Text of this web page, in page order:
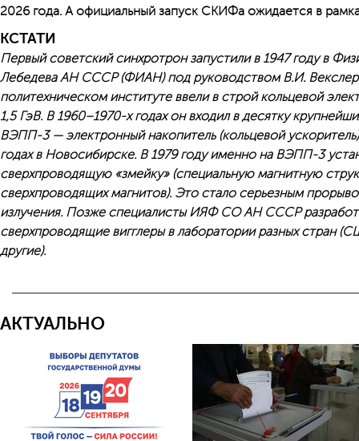
2026 года. А официальный запуск СКИФа ожидается в
КСТАТИ
Первый советский синхротрон запустили в 1947 году в
Лебедева АН СССР (ФИАН) под руководством В.И.
политехническом институте ввели в строй кольцевой
1,5 ГэВ. В 1960–1970-х годах он входил в десятку
ВЭПП-3 — электронный накопитель (кольцевой
годах в Новосибирске. В 1979 году именно на ВЭПП-3
сверхпроводящую «змейку» (специальную магнитную
сверхпроводящих магнитов). Это стало серьезным
излучения. Позже специалисты ИЯФ СО АН СССР
сверхпроводящие вигглеры в лаборатории разных стран
другие).
АКТУАЛЬНО